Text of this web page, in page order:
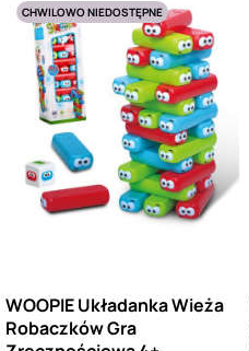
CHWILOWO NIEDOSTĘPNE
WOOPIE Układanka Wieża
Robaczków Gra